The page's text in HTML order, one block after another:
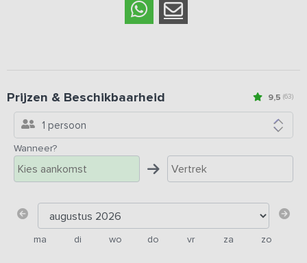
9,5 (63)
Prijzen & Beschikbaarheid
1 persoon
Wanneer?
ma di wo do vr za zo